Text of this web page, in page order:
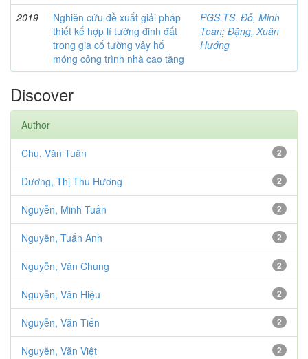
2019
Nghiên cứu đề xuất giải pháp
thiết kế hợp lí tường đinh đất
trong gia cố tường vây hố
móng công trình nhà cao tầng
PGS.TS. Đỗ, Minh
Toàn; Đặng, Xuân
Hướng
Discover
Author
2
Chu, Văn Tuân
2
Dương, Thị Thu Hương
2
Nguyễn, Minh Tuấn
2
Nguyễn, Tuấn Anh
2
Nguyễn, Văn Chung
2
Nguyễn, Văn Hiệu
2
Nguyễn, Văn Tiến
2
Nguyễn, Văn Việt